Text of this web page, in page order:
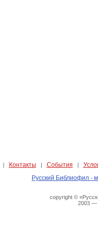
| Контакты | События |
Русский Библиофил -
copyright ©
2003 —